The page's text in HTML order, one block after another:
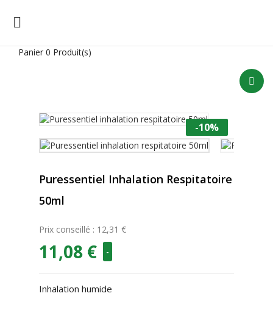

Panier 0 Produit(s)
-10%
Puressentiel Inhalation Respitatoire
50ml
Prix conseillé : 12,31 €
11,08 € -
Inhalation humide